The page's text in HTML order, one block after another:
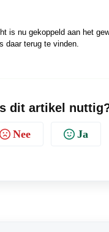
is nu gekoppeld aan het
daar terug te vinden.
dit artikel
Nee Ja